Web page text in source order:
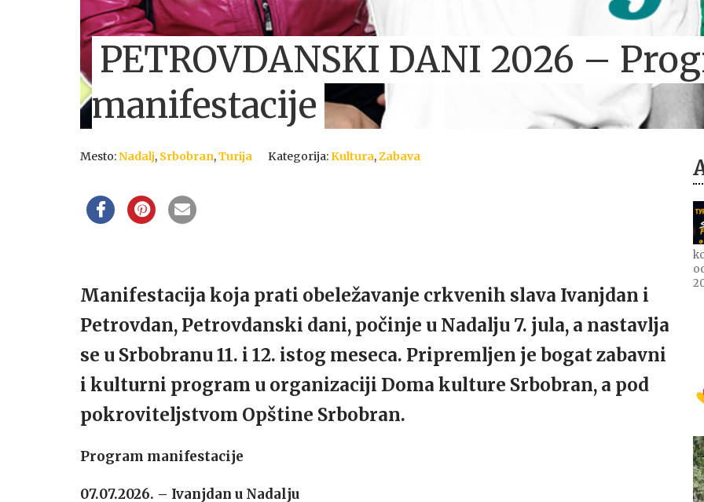
PETROVDANSKI DANI 2026 –
manifestacije
Mesto:Nadalj, Srbobran,Turija Kategorija: Kultura,Zabava
Manifestacija koja prati obeležavanje crkvenih slava Ivanjdan i
Petrovdan, Petrovdanski dani, počinje u Nadalju 7. jula, a nastavlja
se u Srbobranu 11. i 12. istog meseca. Pripremljen je bogat zabavni
i kulturni program u organizaciji Doma kulture Srbobran, a pod
pokroviteljstvom Opštine Srbobran.
Program manifestacije
07.07.2026. – Ivanjdan u Nadalju